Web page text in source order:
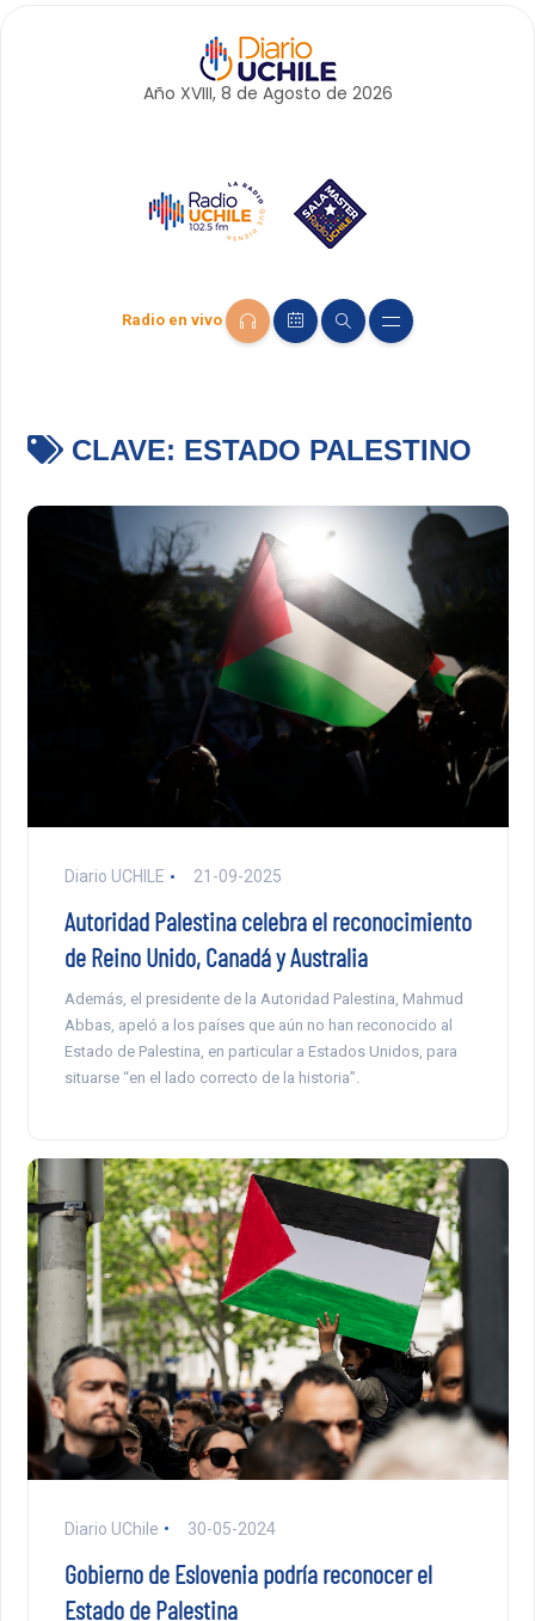
Año XVIII, 8 de Agosto de 2026
Radio en vivo
CLAVE: ESTADO PALESTINO
Diario UCHILE 21-09-2025
Autoridad Palestina celebra el reconocimiento
de Reino Unido, Canadá y Australia
Además, el presidente de la Autoridad Palestina, Mahmud
Abbas, apeló a los países que aún no han reconocido al
Estado de Palestina, en particular a Estados Unidos, para
situarse “en el lado correcto de la historia”.
Diario UChile 30-05-2024
Gobierno de Eslovenia podría reconocer el
Estado de Palestina